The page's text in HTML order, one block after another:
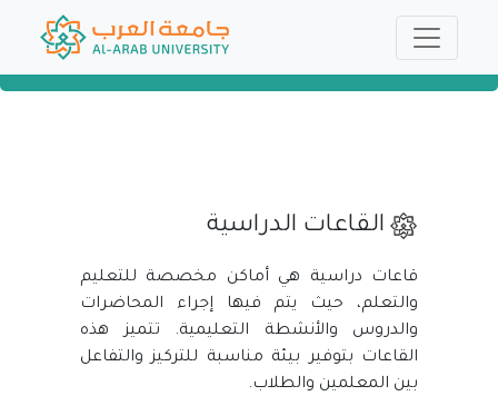
القاعات الدراسية
قاعات دراسية هي أماكن مخصصة للتعليم
والتعلم، حيث يتم فيها إجراء المحاضرات
والدروس والأنشطة التعليمية. تتميز هذه
القاعات بتوفير بيئة مناسبة للتركيز والتفاعل
بين المعلمين والطلاب.